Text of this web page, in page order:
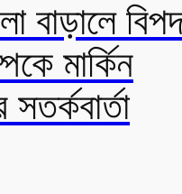
বাড়ালে
মার্কিন